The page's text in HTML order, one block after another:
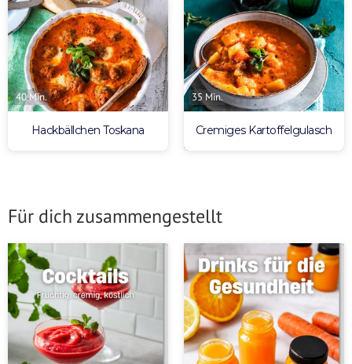
40 Min.
Hackbällchen Toskana
35 Min.
Cremiges Kartoffelgulasch
Für dich zusammengestellt